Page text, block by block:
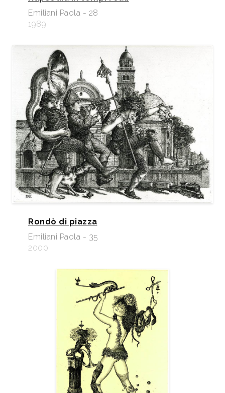
Emiliani Paola - 28
1989
Rondò di piazza
Emiliani Paola - 35
2000